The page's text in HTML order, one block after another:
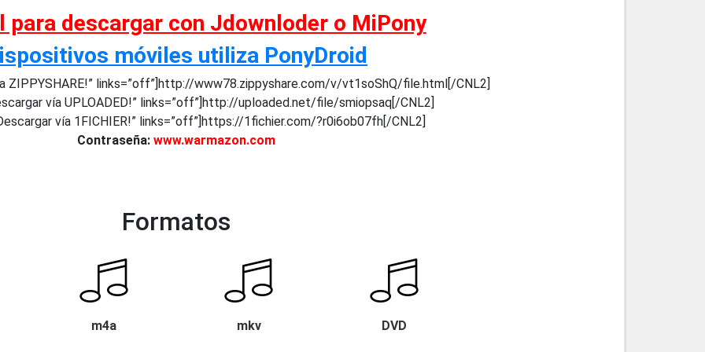
para descargar con Jdownloder o MiPony
móviles utiliza PonyDroid
ZIPPYSHARE!” links=”off”]http://www78.zippyshare.com/v/vt1soShQ/file.html[/CNL2]
vía UPLOADED!” links=”off”]http://uploaded.net/file/smiopsaq[/CNL2]
vía 1FICHIER!” links=”off”]https://1fichier.com/?r0i6ob07fh[/CNL2]
Contraseña: www.warmazon.com
Formatos
m4a mkv DVD